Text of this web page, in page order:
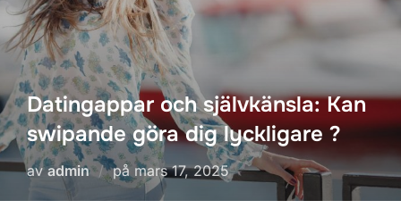
Datingappar och självkänsla: Kan
swipande göra dig lyckligare ?
avadmin på Publicerat
den
mars 17, 2025